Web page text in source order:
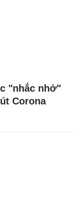
"nhắc nhở"
Corona